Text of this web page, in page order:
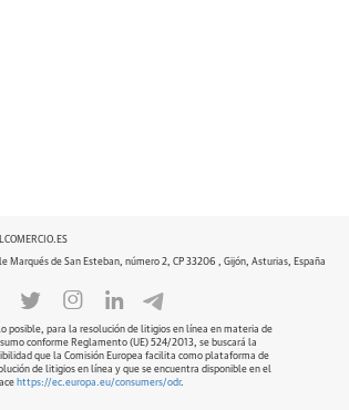
Marqués de San Esteban, número 2, CP 33206 , Gijón, Asturias, España
posible, para la resolución de litigios en línea en materia de
conforme Reglamento (UE) 524/2013, se buscará la
que la Comisión Europea facilita como plataforma de
de litigios en línea y que se encuentra disponible en el
https://ec.europa.eu/consumers/odr.